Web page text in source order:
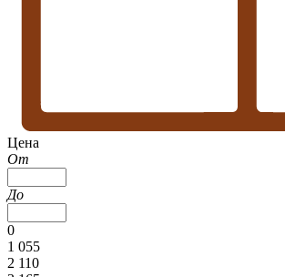
Цена
От
До
0
1 055
2 110